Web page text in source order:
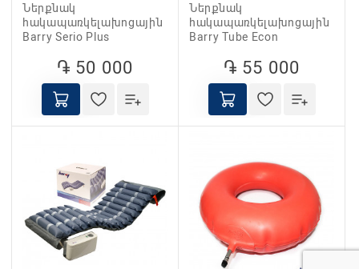
Ներքնակ
հակապառկելախոցային
Barry Serio Plus
֏ 50 000
Ներքնակ
հակապառկելախոցային
Barry Tube Econ
֏ 55 000